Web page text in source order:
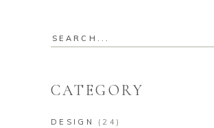
CATEGORY
DESIGN (24)